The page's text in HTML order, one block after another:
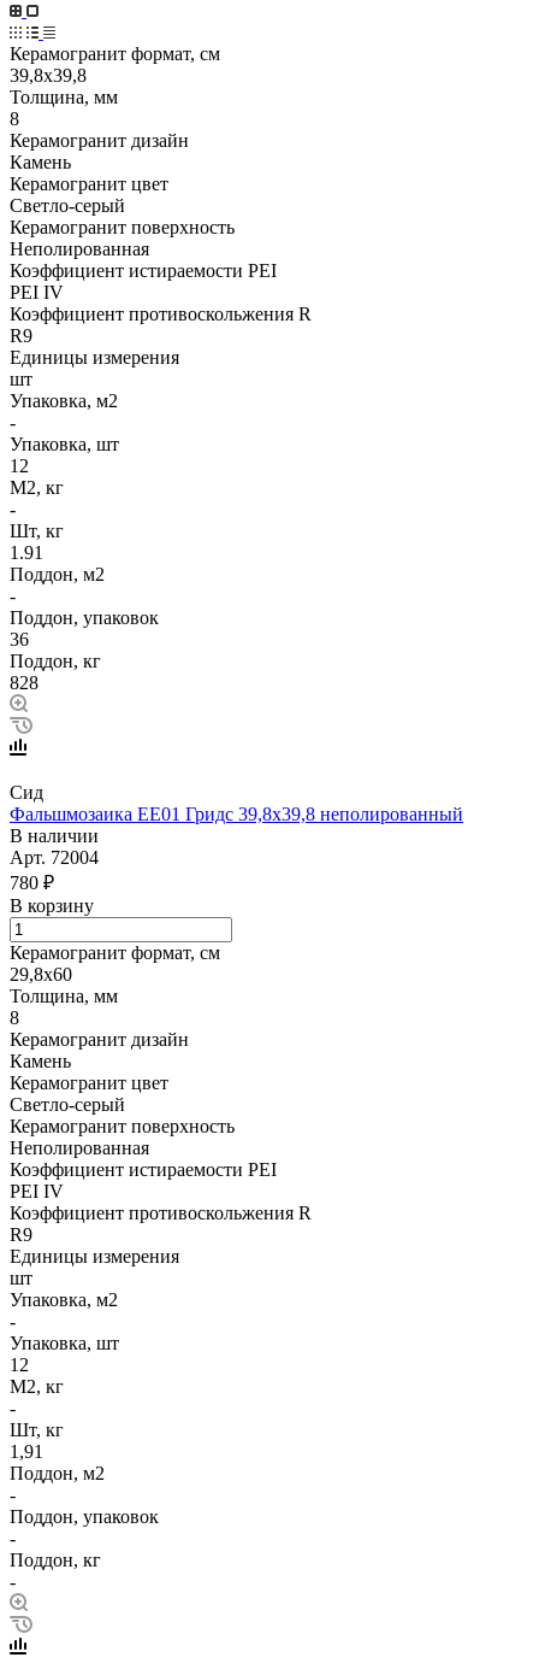
Керамогранит формат, см
39,8х39,8
Толщина, мм
8
Керамогранит дизайн
Камень
Керамогранит цвет
Светло-серый
Керамогранит поверхность
Неполированная
Коэффициент истираемости PEI
PEI IV
Коэффициент противоскольжения R
R9
Единицы измерения
шт
Упаковка, м2
-
Упаковка, шт
12
М2, кг
-
Шт, кг
1.91
Поддон, м2
-
Поддон, упаковок
36
Поддон, кг
828
Сид
Фальшмозаика EE01 Гридс 39,8х39,8 неполированный
В наличии
Арт. 72004
780 ₽
В корзину
Керамогранит формат, см
29,8х60
Толщина, мм
8
Керамогранит дизайн
Камень
Керамогранит цвет
Светло-серый
Керамогранит поверхность
Неполированная
Коэффициент истираемости PEI
PEI IV
Коэффициент противоскольжения R
R9
Единицы измерения
шт
Упаковка, м2
-
Упаковка, шт
12
М2, кг
-
Шт, кг
1,91
Поддон, м2
-
Поддон, упаковок
-
Поддон, кг
-